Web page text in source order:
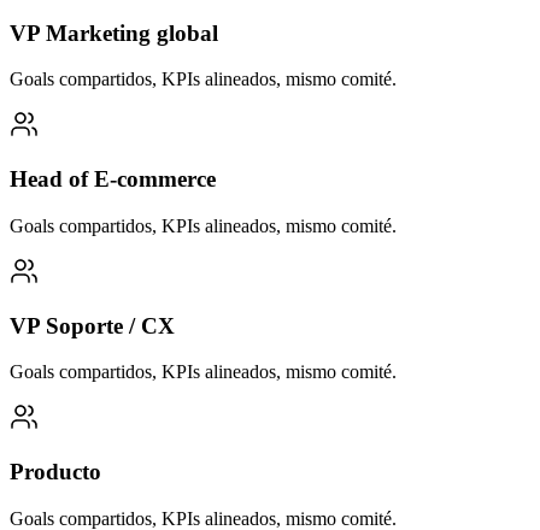
VP Marketing global
Goals compartidos, KPIs alineados, mismo comité.
Head of E-commerce
Goals compartidos, KPIs alineados, mismo comité.
VP Soporte / CX
Goals compartidos, KPIs alineados, mismo comité.
Producto
Goals compartidos, KPIs alineados, mismo comité.